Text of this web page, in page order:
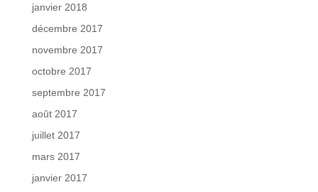
janvier 2018
décembre 2017
novembre 2017
octobre 2017
septembre 2017
août 2017
juillet 2017
mars 2017
janvier 2017